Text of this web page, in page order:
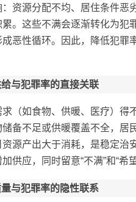
资源分配不均、居住条件恶
。这些不满会逐渐转化为犯
恶性循环。因此，降低犯罪
与犯罪率的直接关联
求（如食物、供暖、医疗）得
备不足或供暖覆盖不全，居
源产出大于消耗，是稳定治
供应，同时留意“不满”和“希
与犯罪率的隐性联系